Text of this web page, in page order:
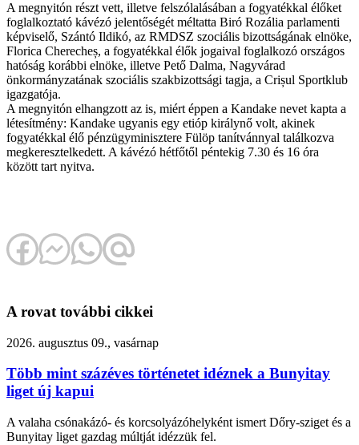
A megnyitón részt vett, illetve felszólalásában a fogyatékkal élőket
foglalkoztató kávézó jelentőségét méltatta Biró Rozália parlamenti
képviselő, Szántó Ildikó, az RMDSZ szociális bizottságának elnöke,
Florica Cherecheș, a fogyatékkal élők jogaival foglalkozó országos
hatóság korábbi elnöke, illetve Pető Dalma, Nagyvárad
önkormányzatának szociális szakbizottsági tagja, a Crișul Sportklub
igazgatója.
A megnyitón elhangzott az is, miért éppen a Kandake nevet kapta a
létesítmény: Kandake ugyanis egy etióp királynő volt, akinek
fogyatékkal élő pénzügyminisztere Fülöp tanítvánnyal találkozva
megkeresztelkedett. A kávézó hétfőtől péntekig 7.30 és 16 óra
között tart nyitva.
A rovat további cikkei
2026. augusztus 09., vasárnap
Több mint százéves történetet idéznek a Bunyitay
liget új kapui
A valaha csónakázó- és korcsolyázóhelyként ismert Dőry-sziget és a
Bunyitay liget gazdag múltját idézzük fel.